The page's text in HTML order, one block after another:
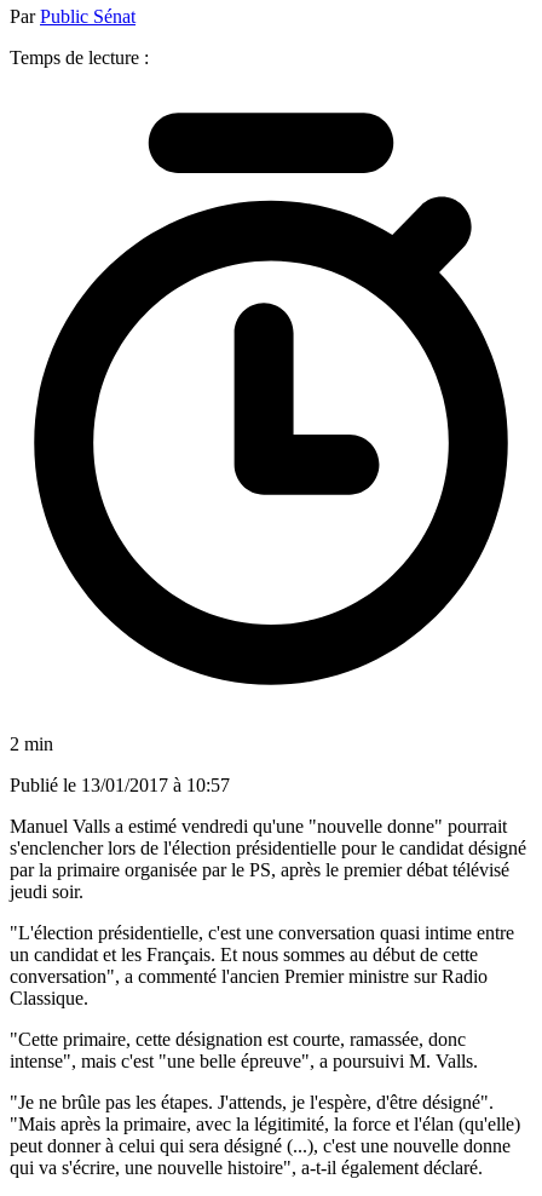
ParPublic Sénat
Temps de lecture :
2 min
Publié le 13/01/2017 à 10:57
Manuel Valls a estimé vendredi qu'une "nouvelle donne" pourrait
s'enclencher lors de l'élection présidentielle pour le candidat désigné
par la primaire organisée par le PS, après le premier débat télévisé
jeudi soir.
"L'élection présidentielle, c'est une conversation quasi intime entre
un candidat et les Français. Et nous sommes au début de cette
conversation", a commenté l'ancien Premier ministre sur Radio
Classique.
"Cette primaire, cette désignation est courte, ramassée, donc
intense", mais c'est "une belle épreuve", a poursuivi M. Valls.
"Je ne brûle pas les étapes. J'attends, je l'espère, d'être désigné".
"Mais après la primaire, avec la légitimité, la force et l'élan (qu'elle)
peut donner à celui qui sera désigné (...), c'est une nouvelle donne
qui va s'écrire, une nouvelle histoire", a-t-il également déclaré.